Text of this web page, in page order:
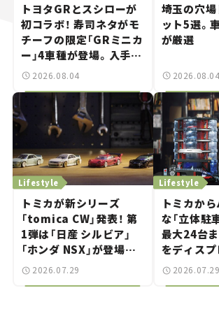
トヨタGRとスシローが
初コラボ！ 寿司ネタがモ
チーフの限定「GRミニカ
ー」4車種が登場。入手方
法は？【クルマとホビー】
2026.08.04
埼玉の穴
ット5選。
が厳選
2026.08.04
トミカが新シリーズ
「tomica CW」発表！ 第
1弾は「日産 シルビア」
「ホンダ NSX」が登場。
世界が注目す
Lifestyle
2026.07.29
トミカか
な「立体駐
最大24台
をディスプ
別な「日産
Lifestyle
2026.07.29